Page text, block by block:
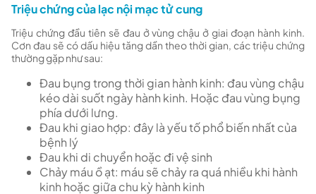
Triệu chứng của lạc nội mạc tử cung
Triệu chứng đầu tiên sẽ đau ở vùng chậu ở giai đoạn hành kinh.
Cơn đau sẽ có dấu hiệu tăng dần theo thời gian, các triệu chứng
thường gặp như sau:
Đau bụng trong thời gian hành kinh: đau vùng chậu
kéo dài suốt ngày hành kinh. Hoặc đau vùng bụng
phía dưới lưng.
Đau khi giao hợp: đây là yếu tố phổ biến nhất của
bệnh lý
Đau khi di chuyển hoặc đi vệ sinh
Chảy máu ồ ạt: máu sẽ chảy ra quá nhiều khi hành
kinh hoặc giữa chu kỳ hành kinh